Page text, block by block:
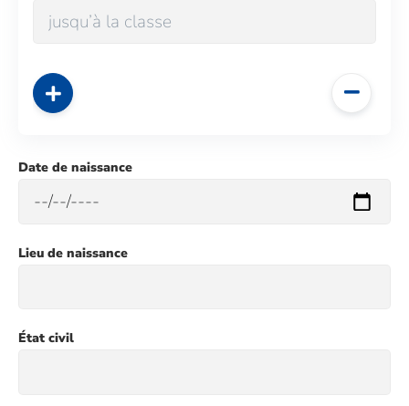
Date de naissance
Lieu de naissance
État civil